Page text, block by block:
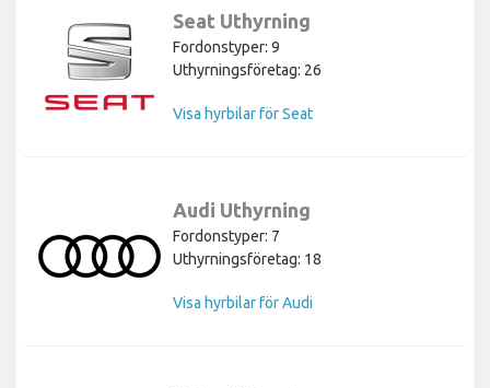
Seat Uthyrning
Fordonstyper: 9
Uthyrningsföretag: 26
Visa hyrbilar för Seat
Audi Uthyrning
Fordonstyper: 7
Uthyrningsföretag: 18
Visa hyrbilar för Audi